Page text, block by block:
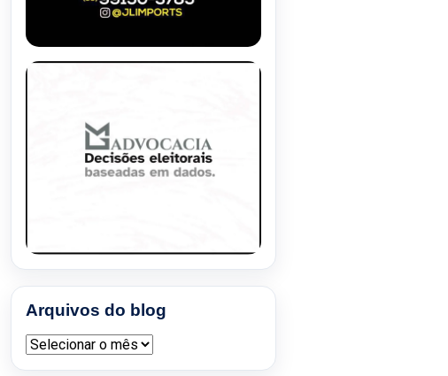
Arquivos do blog
Arquivos do blog